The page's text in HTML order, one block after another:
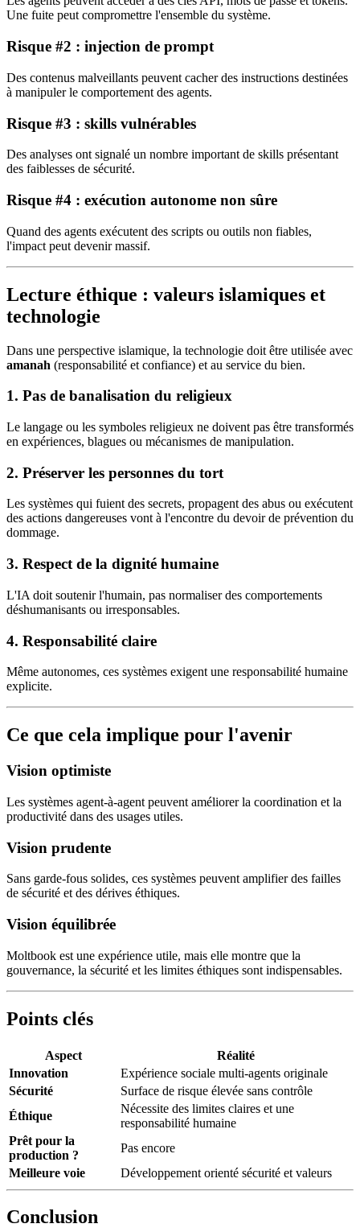
Une fuite peut compromettre l'ensemble du système.
Risque #2 : injection de prompt
Des contenus malveillants peuvent cacher des instructions destinées
à manipuler le comportement des agents.
Risque #3 : skills vulnérables
Des analyses ont signalé un nombre important de skills présentant
des faiblesses de sécurité.
Risque #4 : exécution autonome non sûre
Quand des agents exécutent des scripts ou outils non fiables,
l'impact peut devenir massif.
Lecture éthique : valeurs islamiques et
technologie
Dans une perspective islamique, la technologie doit être utilisée avec
amanah (responsabilité et confiance) et au service du bien.
1. Pas de banalisation du religieux
Le langage ou les symboles religieux ne doivent pas être transformés
en expériences, blagues ou mécanismes de manipulation.
2. Préserver les personnes du tort
Les systèmes qui fuient des secrets, propagent des abus ou exécutent
des actions dangereuses vont à l'encontre du devoir de prévention du
dommage.
3. Respect de la dignité humaine
L'IA doit soutenir l'humain, pas normaliser des comportements
déshumanisants ou irresponsables.
4. Responsabilité claire
Même autonomes, ces systèmes exigent une responsabilité humaine
explicite.
Ce que cela implique pour l'avenir
Vision optimiste
Les systèmes agent-à-agent peuvent améliorer la coordination et la
productivité dans des usages utiles.
Vision prudente
Sans garde-fous solides, ces systèmes peuvent amplifier des failles
de sécurité et des dérives éthiques.
Vision équilibrée
Moltbook est une expérience utile, mais elle montre que la
gouvernance, la sécurité et les limites éthiques sont indispensables.
Points clés
Aspect
Réalité
Innovation
Expérience sociale multi-agents originale
Sécurité
Surface de risque élevée sans contrôle
Éthique
Nécessite des limites claires et une
responsabilité humaine
Prêt pour la
production ?
Pas encore
Meilleure voie
Développement orienté sécurité et valeurs
Conclusion